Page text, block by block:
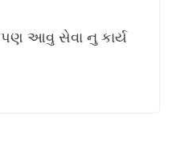
પણ આવુ સેવા નુ કાર્ય